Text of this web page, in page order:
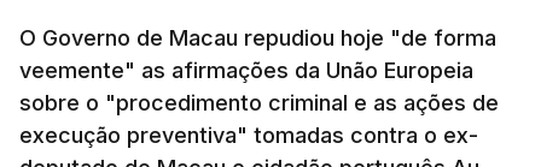
O Governo de Macau repudiou hoje "de forma
veemente" as afirmações da Unão Europeia
sobre o "procedimento criminal e as ações de
execução preventiva" tomadas contra o ex-